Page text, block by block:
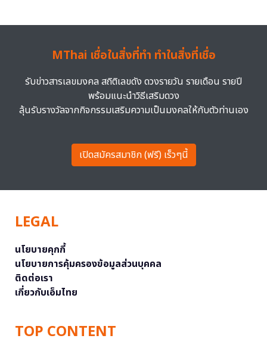
MThai เชื่อในสิ่งที่ทำ ทำในสิ่งที่เชื่อ
รับข่าวสารเลขมงคล สถิติเลขดัง ดวงรายวัน รายเดือน รายปี
พร้อมแนะนำวิธีเสริมดวง
ลุ้นรับรางวัลจากกิจกรรมเสริมความเป็นมงคลให้กับตัวท่านเอง
เปิดสมัครสมาชิก (ฟรี) เร็วๆนี้
LEGAL
นโยบายคุกกี้
นโยบายการคุ้มครองข้อมูลส่วนบุคคล
ติดต่อเรา
เกี่ยวกับเอ็มไทย
TOP CONTENT